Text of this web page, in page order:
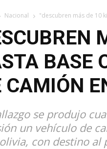
Nacional "descubren más de 10
BASE
CAMIÓN
se produjo
un vehículo de
con destino al